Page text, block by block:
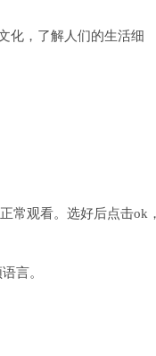
化，了解人们的生活细
常观看。选好后点击ok，
言。